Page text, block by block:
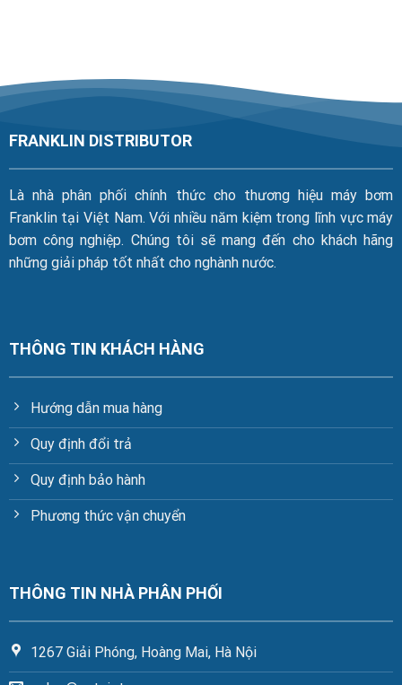
FRANKLIN DISTRIBUTOR
Là nhà phân phối chính thức cho thương hiệu máy bơm
Franklin tại Việt Nam. Với nhiều năm kiệm trong lĩnh vực máy
bơm công nghiệp. Chúng tôi sẽ mang đến cho khách hãng
những giải pháp tốt nhất cho nghành nước.
THÔNG TIN KHÁCH HÀNG
Hướng dẫn mua hàng
Quy định đổi trả
Quy định bảo hành
Phương thức vận chuyển
THÔNG TIN NHÀ PHÂN PHỐI
1267 Giải Phóng, Hoàng Mai, Hà Nội